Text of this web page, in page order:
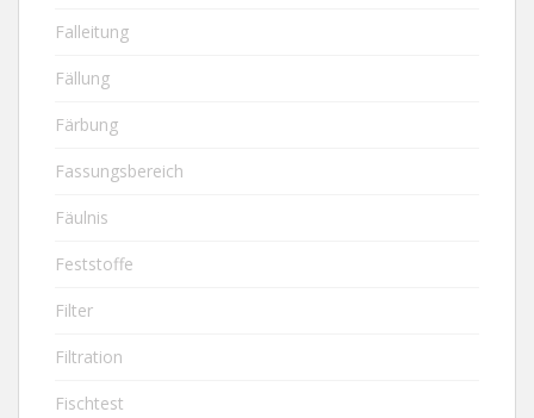
Falleitung
Fällung
Färbung
Fassungsbereich
Fäulnis
Feststoffe
Filter
Filtration
Fischtest